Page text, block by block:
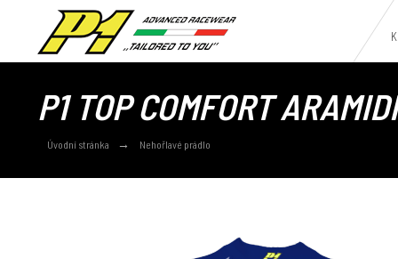
P1 TOP COMFORT
Úvodní stránka Nehořlavé prádlo